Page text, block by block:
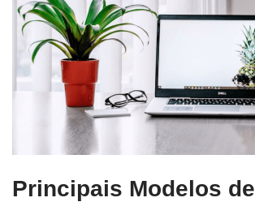
Principais Modelos de